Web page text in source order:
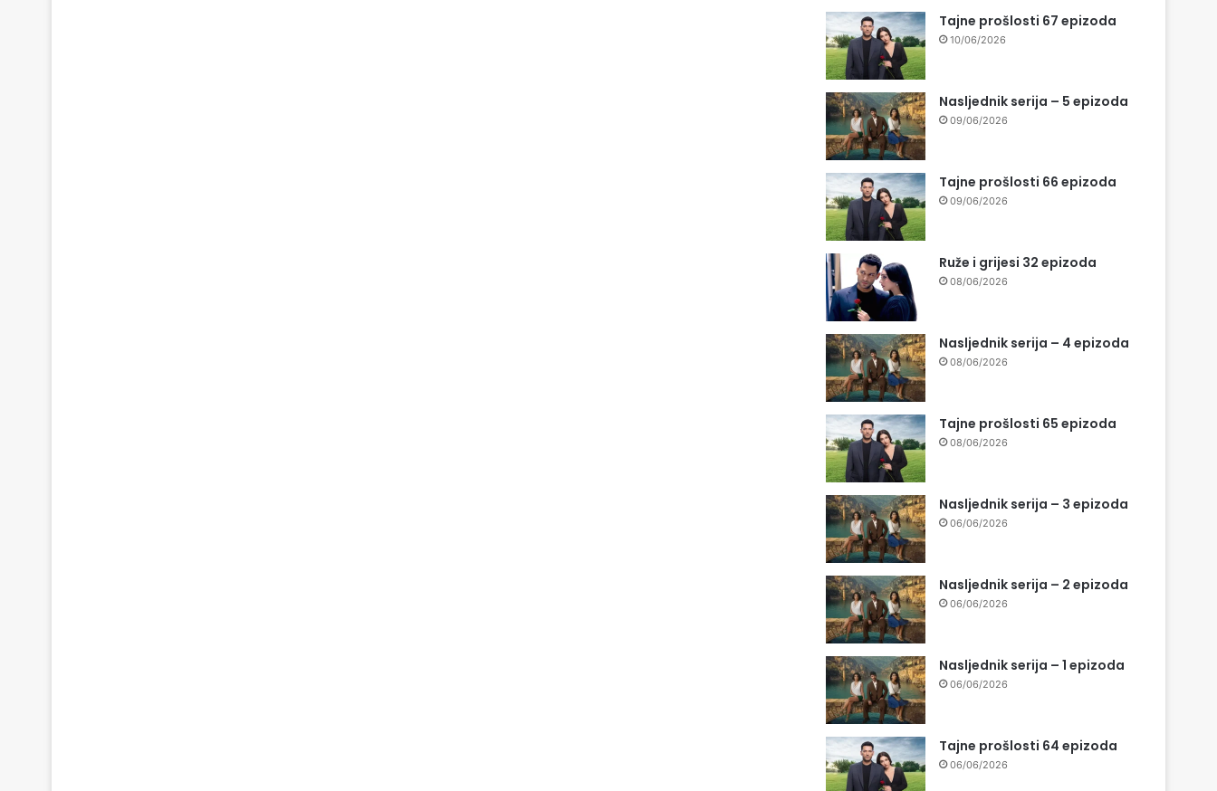
Tajne prošlosti 67 epizoda
10/06/2026
Nasljednik serija – 5 epizoda
09/06/2026
Tajne prošlosti 66 epizoda
09/06/2026
Ruže i grijesi 32 epizoda
08/06/2026
Nasljednik serija – 4 epizoda
08/06/2026
Tajne prošlosti 65 epizoda
08/06/2026
Nasljednik serija – 3 epizoda
06/06/2026
Nasljednik serija – 2 epizoda
06/06/2026
Nasljednik serija – 1 epizoda
06/06/2026
Tajne prošlosti 64 epizoda
06/06/2026